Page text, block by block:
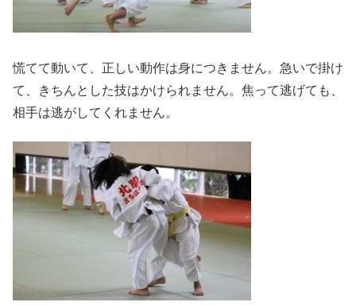
慌てて動いて、正しい動作は身につきません。急いで掛け
て、きちんとした技はかけられません。焦って逃げても、
相手は逃がしてくれません。